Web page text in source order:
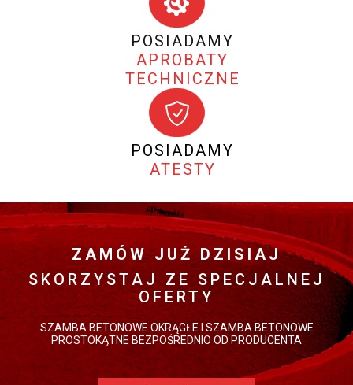
POSIADAMY
APROBATY
TECHNICZNE
POSIADAMY
ATESTY
ZAMÓW JUŻ DZISIAJ
SKORZYSTAJ ZE SPECJALNEJ
OFERTY
SZAMBA BETONOWE OKRĄGŁE I SZAMBA BETONOWE
PROSTOKĄTNE BEZPOŚREDNIO OD PRODUCENTA